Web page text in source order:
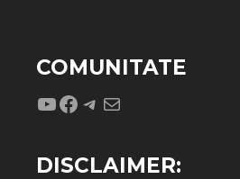
COMUNITATE
YouTube
Facebook
Telegram
Mail
DISCLAIMER: